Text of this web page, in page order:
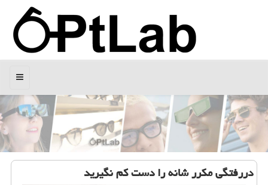
منو
دررفتگی مکرر شانه را دست کم نگیرید